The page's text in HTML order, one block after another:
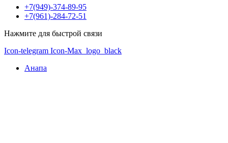
+7(949)-374-89-95
+7(961)-284-72-51
Нажмите для быстрой связи
Icon-telegram Icon-Max_logo_black
Анапа